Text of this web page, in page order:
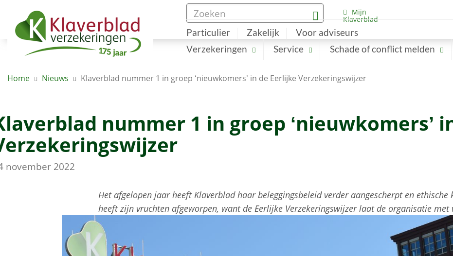
Particulier Zakelijk
Voor adviseurs
Verzekeringen
Service Schade of conflict melden
Mijn
Klaverblad
Home Nieuws Klaverblad nummer 1 in groep ‘nieuwkomers’ in de Eerlijke Verzekeringswijzer
nummer 1 in groep ‘nieuwkomers’
november 2022
Het afgelopen jaar heeft Klaverblad haar beleggingsbeleid verder aangescherpt en ethische
heeft zijn vruchten afgeworpen, want de Eerlijke Verzekeringswijzer laat de organisatie